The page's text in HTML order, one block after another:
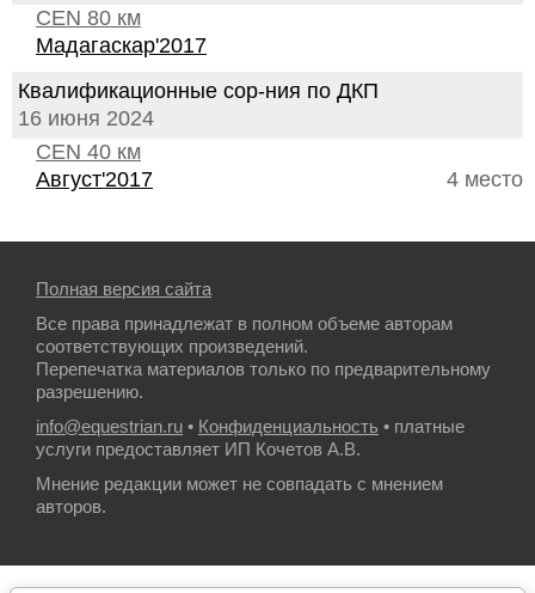
CEN 80 км
Мадагаскар'2017
Квалификационные сор-ния по ДКП
16 июня 2024
CEN 40 км
4 место
Август'2017
Полная версия сайта
Все права принадлежат в полном объеме авторам
соответствующих произведений.
Перепечатка материалов только по предварительному
разрешению.
info@equestrian.ru • Конфиденциальность • платные
услуги предоставляет ИП Кочетов А.В.
Мнение редакции может не совпадать с мнением
авторов.